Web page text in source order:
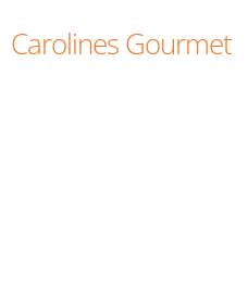
toCarolines Gourmet